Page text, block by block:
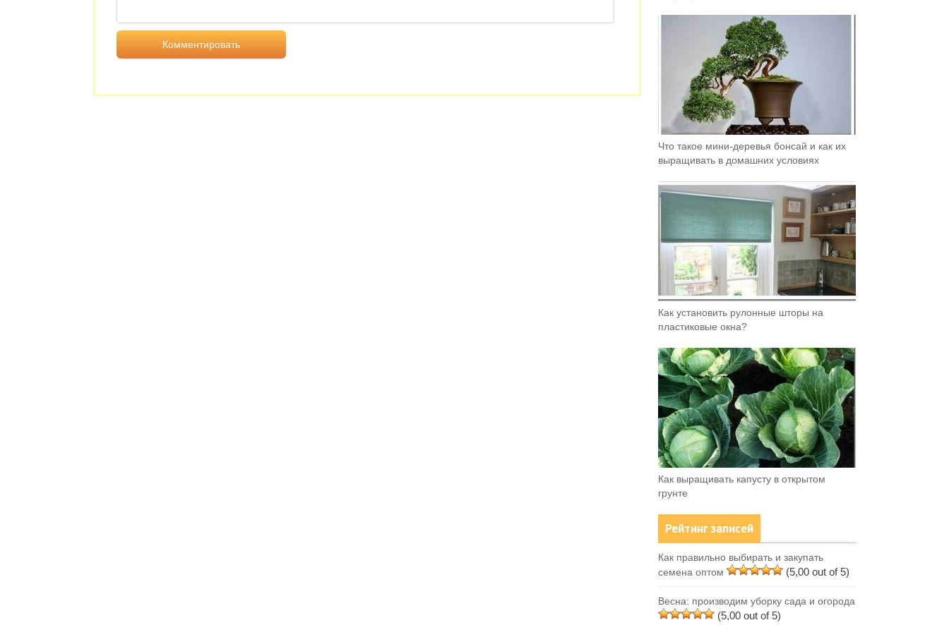
Что такое мини-деревья бонсай и как их
выращивать в домашних условиях
Как установить рулонные шторы на
пластиковые окна?
Как выращивать капусту в открытом
грунте
Рейтинг записей
Как правильно выбирать и закупать
семена оптом
(5,00 out of 5)
Весна: производим уборку сада и огорода
(5,00 out of 5)